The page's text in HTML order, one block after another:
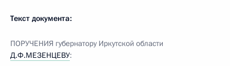
Текст документа:
ПОРУЧЕНИЯ губернатору Иркутской области
Д.Ф.МЕЗЕНЦЕВУ: